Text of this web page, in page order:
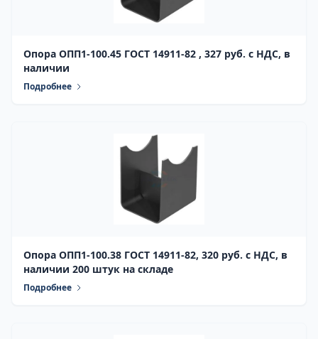
Опора ОПП1-100.45 ГОСТ 14911-82 , 327 руб. с НДС, в
наличии
Подробнее
Опора ОПП1-100.38 ГОСТ 14911-82, 320 руб. с НДС, в
наличии 200 штук на складе
Подробнее